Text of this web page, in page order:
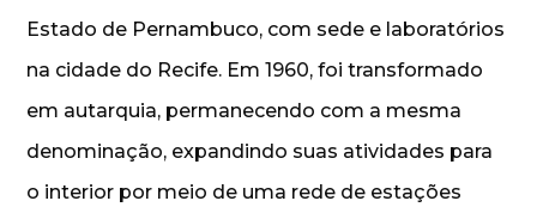
Estado de Pernambuco, com sede e laboratórios
na cidade do Recife. Em 1960, foi transformado
em autarquia, permanecendo com a mesma
denominação, expandindo suas atividades para
o interior por meio de uma rede de estações